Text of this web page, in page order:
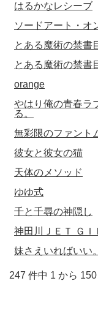
はるかなレシーブ
ソードアート・オ
とある魔術の禁書
とある魔術の禁書
orange
やはり俺の青春ラ
る。
無彩限のファント
彼女と彼女の猫
天体のメソッド
ゆゆ式
千と千尋の神隠し
神田川ＪＥＴ ＧＩ
妹さえいればいい。
247 件中 1 から